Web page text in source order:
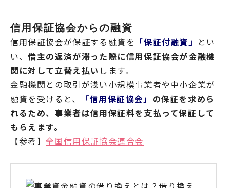
信用保証協会からの融資
信用保証協会が保証する融資を 「保証付融資」
とい
い、借主の返済が滞った際に信用保証協会が金融機
関に対して立替え払い します。
金融機関との取引が浅い小規模事業者や中小企業が
融資を受けると、
「信用保証協会」 の保証を求めら
れるため、事業者は信用保証料を支払って保証して
もらえます。
【参考】全国信用保証協会連合会